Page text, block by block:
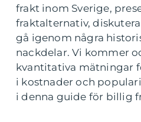
frakt inom Sverige,
fraktalternativ,
gå igenom några
nackdelar. Vi kommer
kvantitativa mätningar
i kostnader och
i denna guide för billig